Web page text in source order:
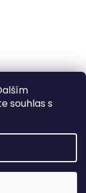
souhlas s
×